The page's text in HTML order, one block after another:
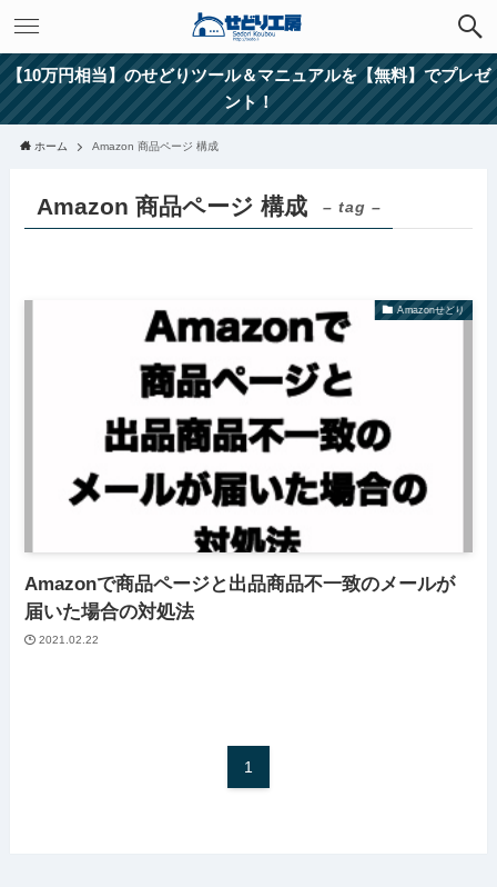
【10万円相当】のせどりツール＆マニュアルを【無料】でプレゼ
ント！
ホーム Amazon 商品ページ 構成
Amazon 商品ページ 構成 – tag –
Amazonせどり
Amazonで商品ページと出品商品不一致のメールが
届いた場合の対処法
2021.02.22
1